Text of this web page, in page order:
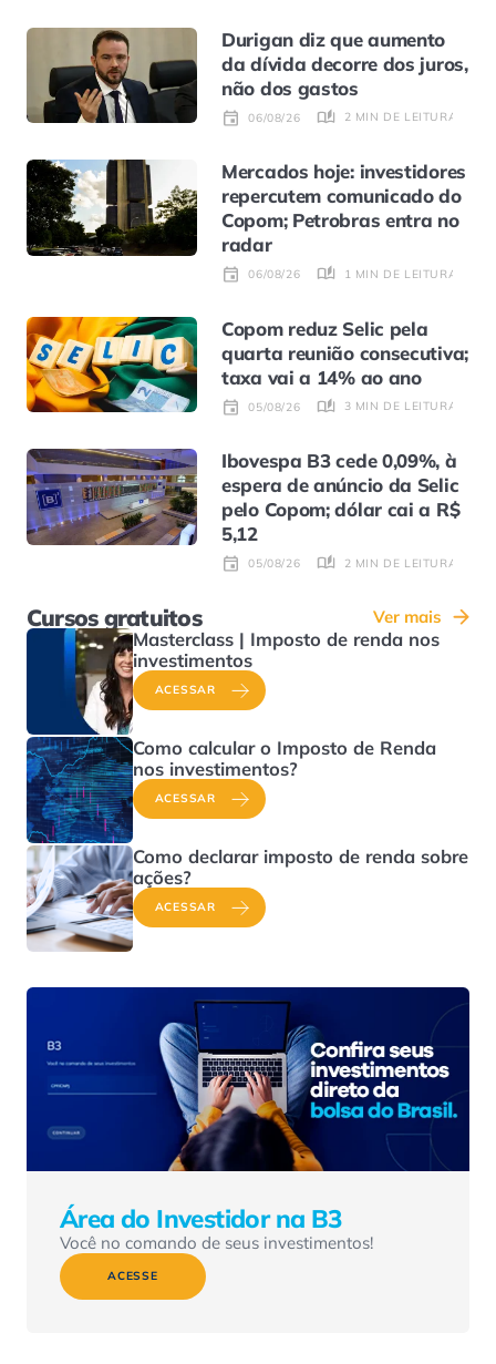
Durigan diz que aumento
da dívida decorre dos juros,
não dos gastos
06/08/26 2 MIN DE LEITURA
Mercados hoje: investidores
repercutem comunicado do
Copom; Petrobras entra no
radar
06/08/26 1 MIN DE LEITURA
Copom reduz Selic pela
quarta reunião consecutiva;
taxa vai a 14% ao ano
05/08/26 3 MIN DE LEITURA
Ibovespa B3 cede 0,09%, à
espera de anúncio da Selic
pelo Copom; dólar cai a R$
5,12
05/08/26 2 MIN DE LEITURA
Cursos gratuitos Ver mais
Masterclass | Imposto de renda nos
investimentos
ACESSAR
Como calcular o Imposto de Renda
nos investimentos?
ACESSAR
Como declarar imposto de renda sobre
ações?
ACESSAR
Área do Investidor na B3
Você no comando de seus investimentos!
ACESSE